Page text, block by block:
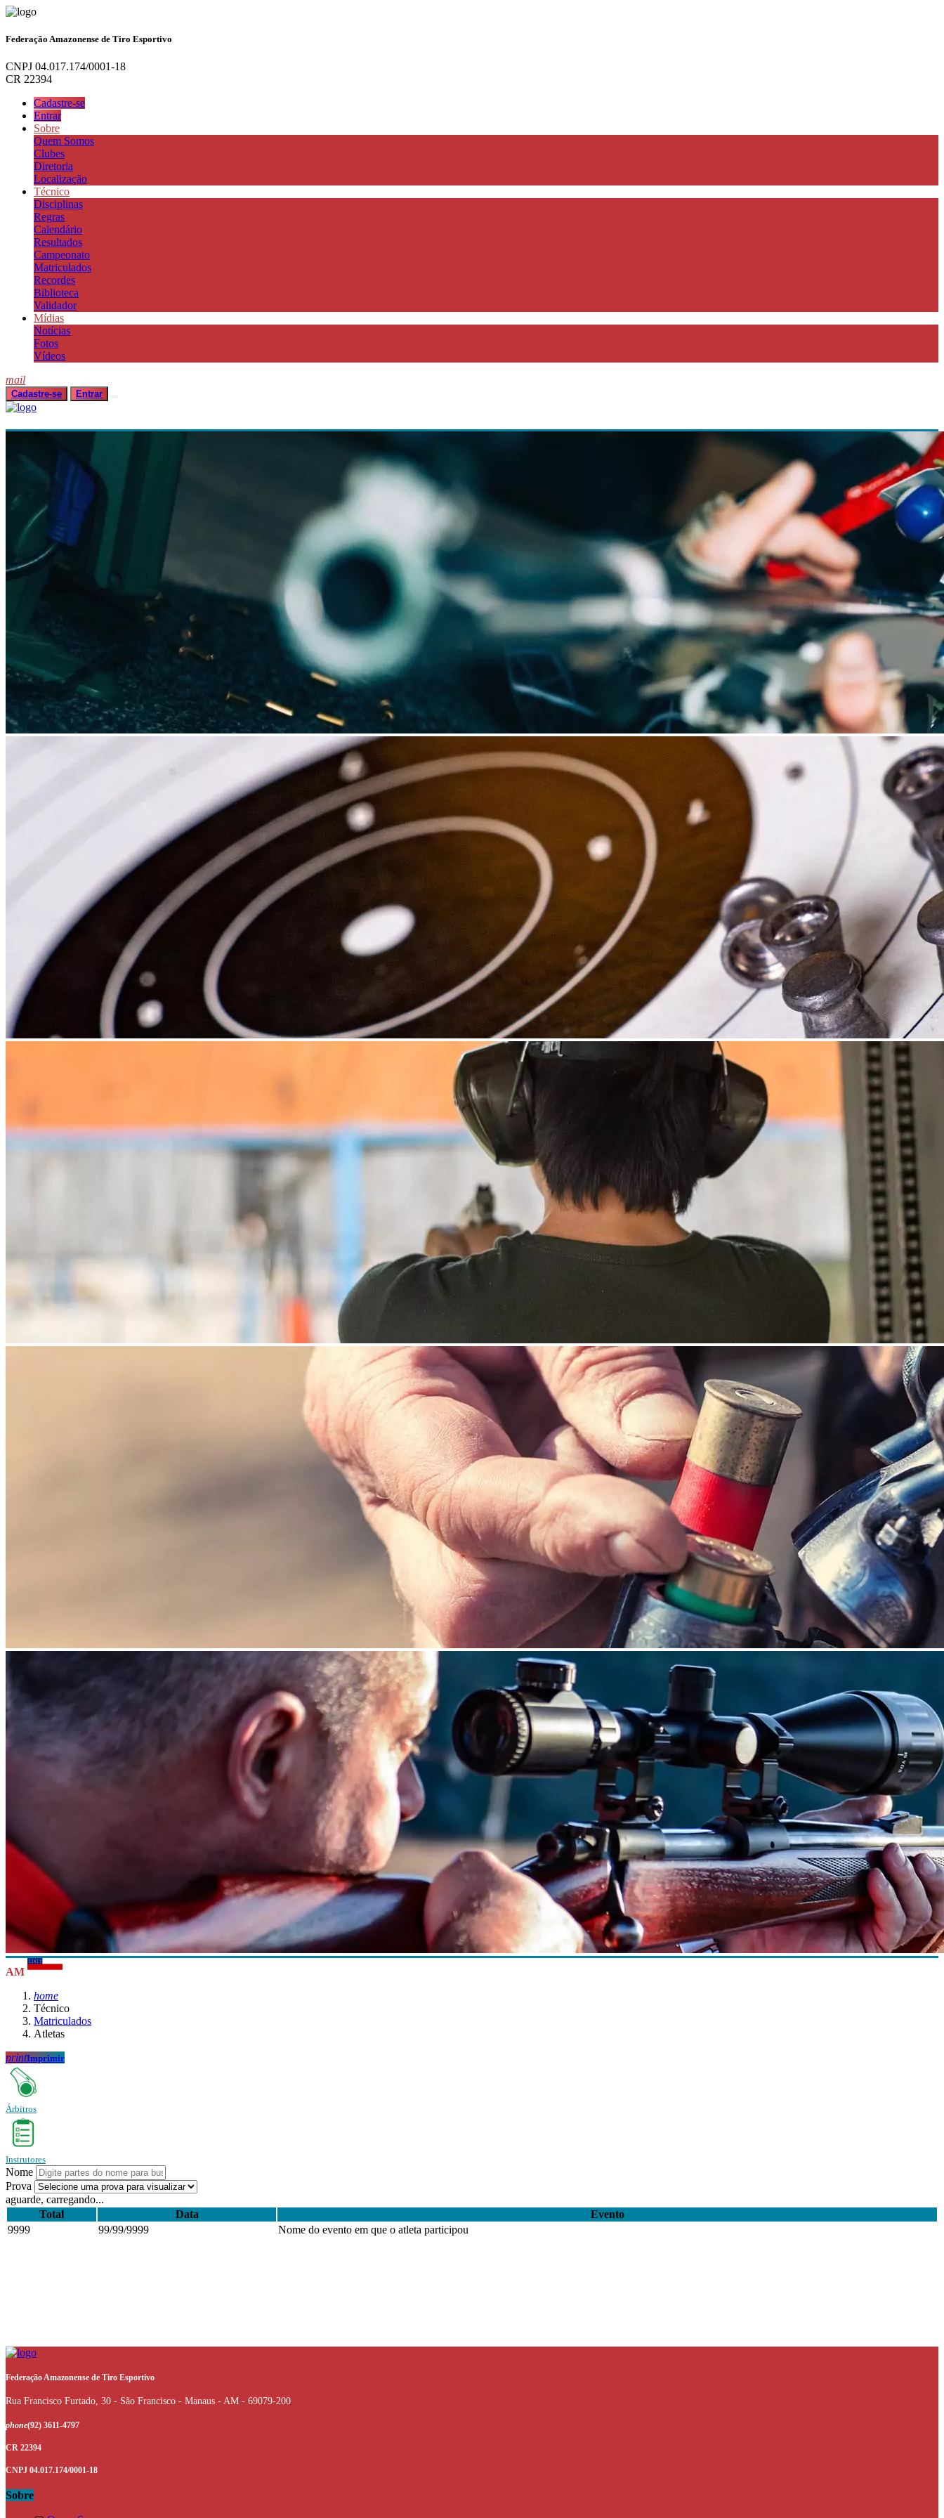
Federação Amazonense de Tiro Esportivo
CNPJ 04.017.174/0001-18
CR 22394
Cadastre-se
Entrar
Sobre
Quem Somos
Clubes
Diretoria
Localização
Técnico
Disciplinas
Regras
Calendário
Resultados
Campeonato
Matriculados
Recordes
Biblioteca
Validador
Mídias
Notícias
Fotos
Vídeos
mail
Cadastre-se Entrar
AM
home
Técnico
Matriculados
Atletas
printImprimir
Árbitros
Instrutores
Nome
Prova
aguarde, carregando...
Total
Data
Evento
9999
99/99/9999 Nome do evento em que o atleta participou
Federação Amazonense de Tiro Esportivo
Rua Francisco Furtado, 30 - São Francisco - Manaus - AM - 69079-200
phone(92) 3611-4797
CR 22394
CNPJ 04.017.174/0001-18
Sobre